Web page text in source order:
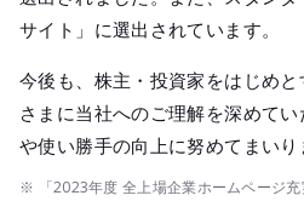
サイト」に選出されています。
今後も、株主・投資家をはじめ
さまに当社へのご理解を深めて
や使い勝手の向上に努めてまいり
※ 「2023年度 全上場企業ホームページ